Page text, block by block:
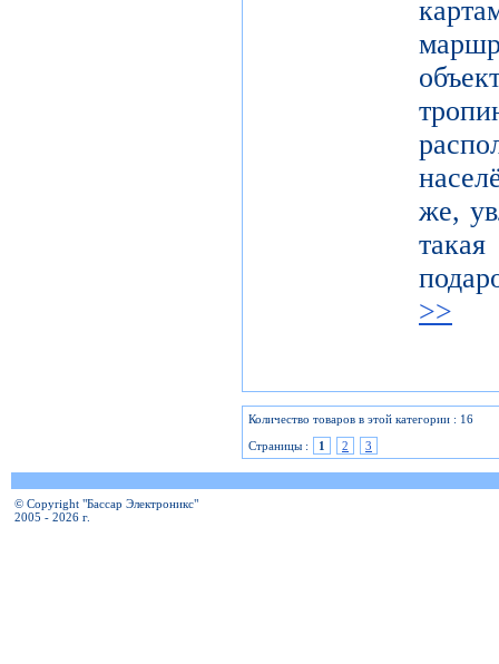
же,
>>
Количество товаров в этой категории : 16
Страницы :
1 2 3
© Copyright "Бассар Электроникс"
2005 - 2026 г.